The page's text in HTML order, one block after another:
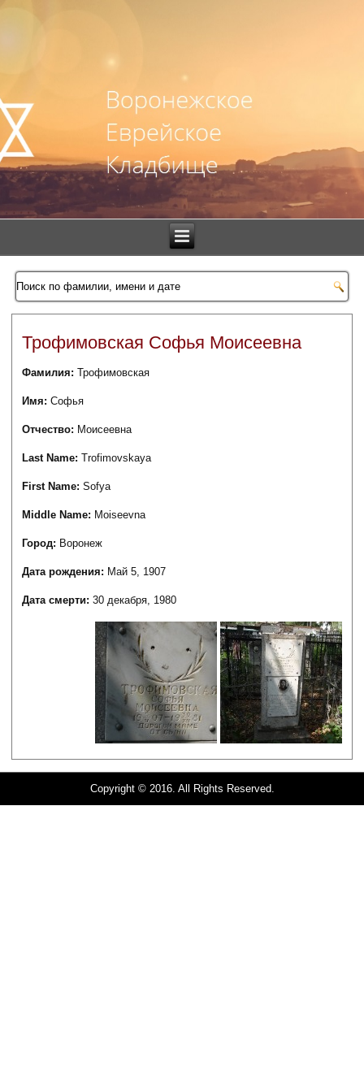
Трофимовская Софья Моисеевна
Фамилия:Трофимовская
Имя:Софья
Отчество: Моисеевна
Last Name:Trofimovskaya
First Name:Sofya
Middle Name: Moiseevna
Город: Воронеж
Дата рождения: Май 5, 1907
Дата смерти:30 декабря, 1980
Copyright © 2016. All Rights Reserved.